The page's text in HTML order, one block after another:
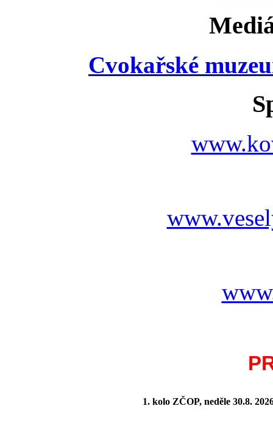
Cvokařské
1. kolo ZČOP, neděle 30.8.